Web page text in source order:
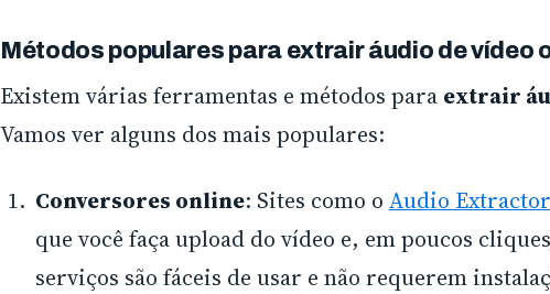
Métodos populares para extrair áudio de vídeo
Existem várias ferramentas e métodos para extrair
Vamos ver alguns dos mais populares:
Conversores online: Sites como o Audio Extractor
que você faça upload do vídeo e, em poucos
serviços são fáceis de usar e não requerem